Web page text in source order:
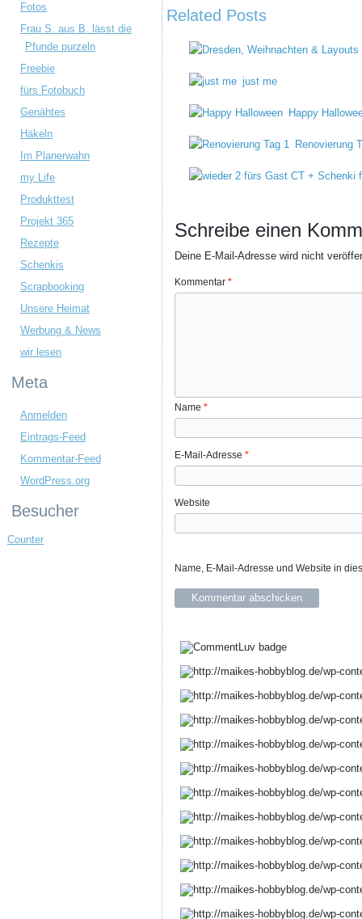
Fotos
Frau S. aus B. lässt die
Pfunde purzeln
Freebie
fürs Fotobuch
Genähtes
Häkeln
Im Planerwahn
my Life
Produkttest
Projekt 365
Rezepte
Schenkis
Scrapbooking
Unsere Heimat
Werbung & News
wir lesen
Meta
Anmelden
Eintrags-Feed
Kommentar-Feed
WordPress.org
Besucher
Counter
Related Posts
just me
Happy
Renovierung
Schreibe einen
Deine E-Mail-Adresse wird nicht
Kommentar *
Name *
E-Mail-Adresse *
Website
Name, E-Mail-Adresse und Website in